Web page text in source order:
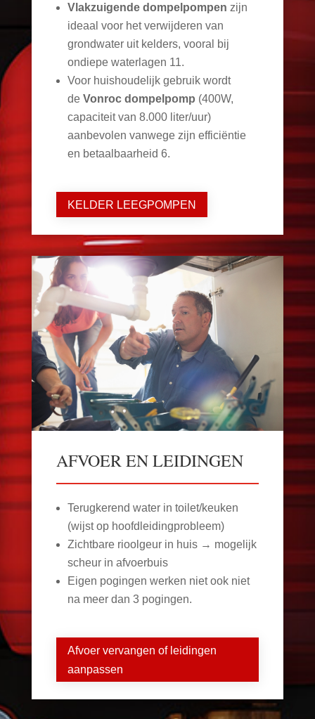
Vlakzuigende dompelpompen zijn
ideaal voor het verwijderen van
grondwater uit kelders, vooral bij
ondiepe waterlagen 11.
Voor huishoudelijk gebruik wordt
de Vonroc dompelpomp (400W,
capaciteit van 8.000 liter/uur)
aanbevolen vanwege zijn efficiëntie
en betaalbaarheid 6.
KELDER LEEGPOMPEN
AFVOER EN LEIDINGEN
Terugkerend water in toilet/keuken
(wijst op hoofdleidingprobleem)
Zichtbare rioolgeur in huis → mogelijk
scheur in afvoerbuis
Eigen pogingen werken niet ook niet
na meer dan 3 pogingen.
Afvoer vervangen of leidingen
aanpassen